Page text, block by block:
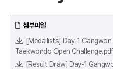
첨부파일
[Medallists] Day-1
Taekwondo Open Challenge.pdf
[Result Draw] Day-1